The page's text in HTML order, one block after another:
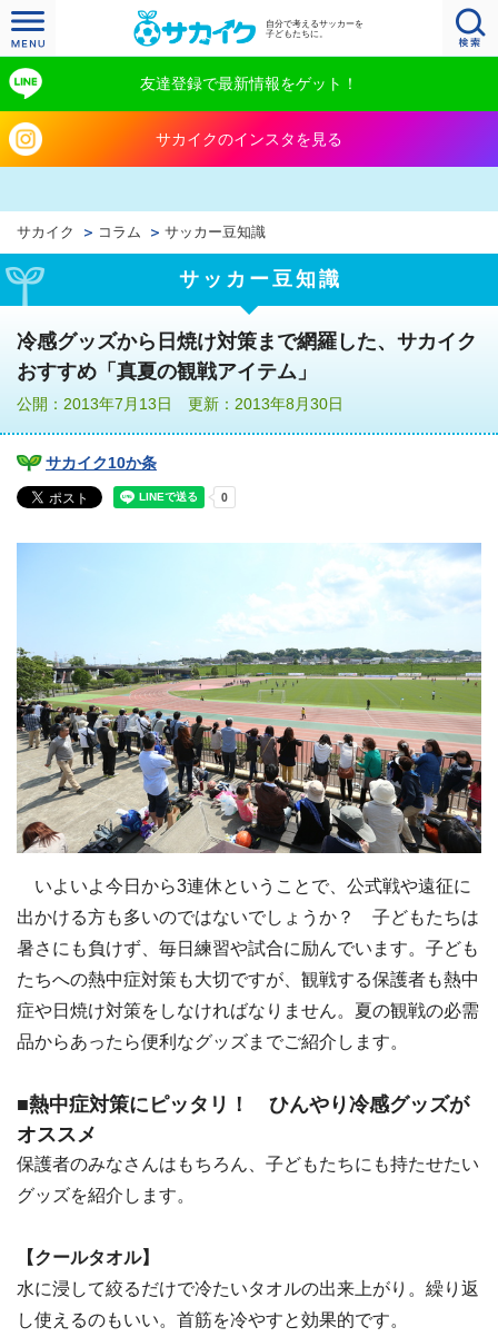
自分で考えるサッカーを
子どもたちに。
友達登録で最新情報をゲット！
サカイクのインスタを見る
サカイク コラム サッカー豆知識
サッカー豆知識
冷感グッズから日焼け対策まで網羅した、サカイク
おすすめ「真夏の観戦アイテム」
公開：2013年7月13日 更新：2013年8月30日
サカイク10か条
いよいよ今日から3連休ということで、公式戦や遠征に
出かける方も多いのではないでしょうか？ 子どもたちは
暑さにも負けず、毎日練習や試合に励んでいます。子ども
たちへの熱中症対策も大切ですが、観戦する保護者も熱中
症や日焼け対策をしなければなりません。夏の観戦の必需
品からあったら便利なグッズまでご紹介します。
■熱中症対策にピッタリ！ ひんやり冷感グッズが
オススメ
保護者のみなさんはもちろん、子どもたちにも持たせたい
グッズを紹介します。
【クールタオル】
水に浸して絞るだけで冷たいタオルの出来上がり。繰り返
し使えるのもいい。首筋を冷やすと効果的です。